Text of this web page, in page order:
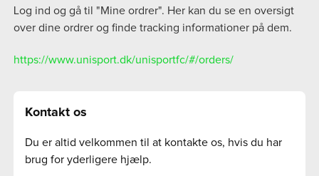
Log ind og gå til "Mine ordrer". Her kan du se en oversigt
over dine ordrer og finde tracking informationer på dem.
https://www.unisport.dk/unisportfc/#/orders/
Kontakt os
Du er altid velkommen til at kontakte os, hvis du har
brug for yderligere hjælp.